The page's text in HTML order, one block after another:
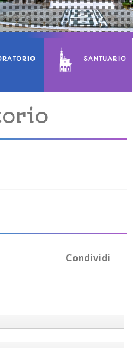
SANTUARIO
Condividi